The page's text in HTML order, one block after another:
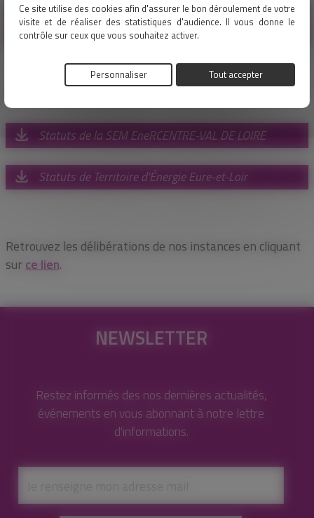
Ce site utilise des cookies afin d'assurer le bon déroulement de votre
visite et de réaliser des statistiques d'audience. Il vous donne le
contrôle sur ceux que vous souhaitez activer.
Tout accepter
Personnaliser
Plaquette de présentation de Territoire d'Énergie
Eure-et-Loir
Statuts de la SEM EneRCENTRE-VAL DE LOIRE
Statuts de Territoire d'Énergie Eure-et-Loir
Retrouvez les délibérations de nos instances en cliquant
sur ce lien.
NEWSLETTER
Restez informés des nos dernières actualités,
événements en vous abonnant à notre lettre
d'informations.